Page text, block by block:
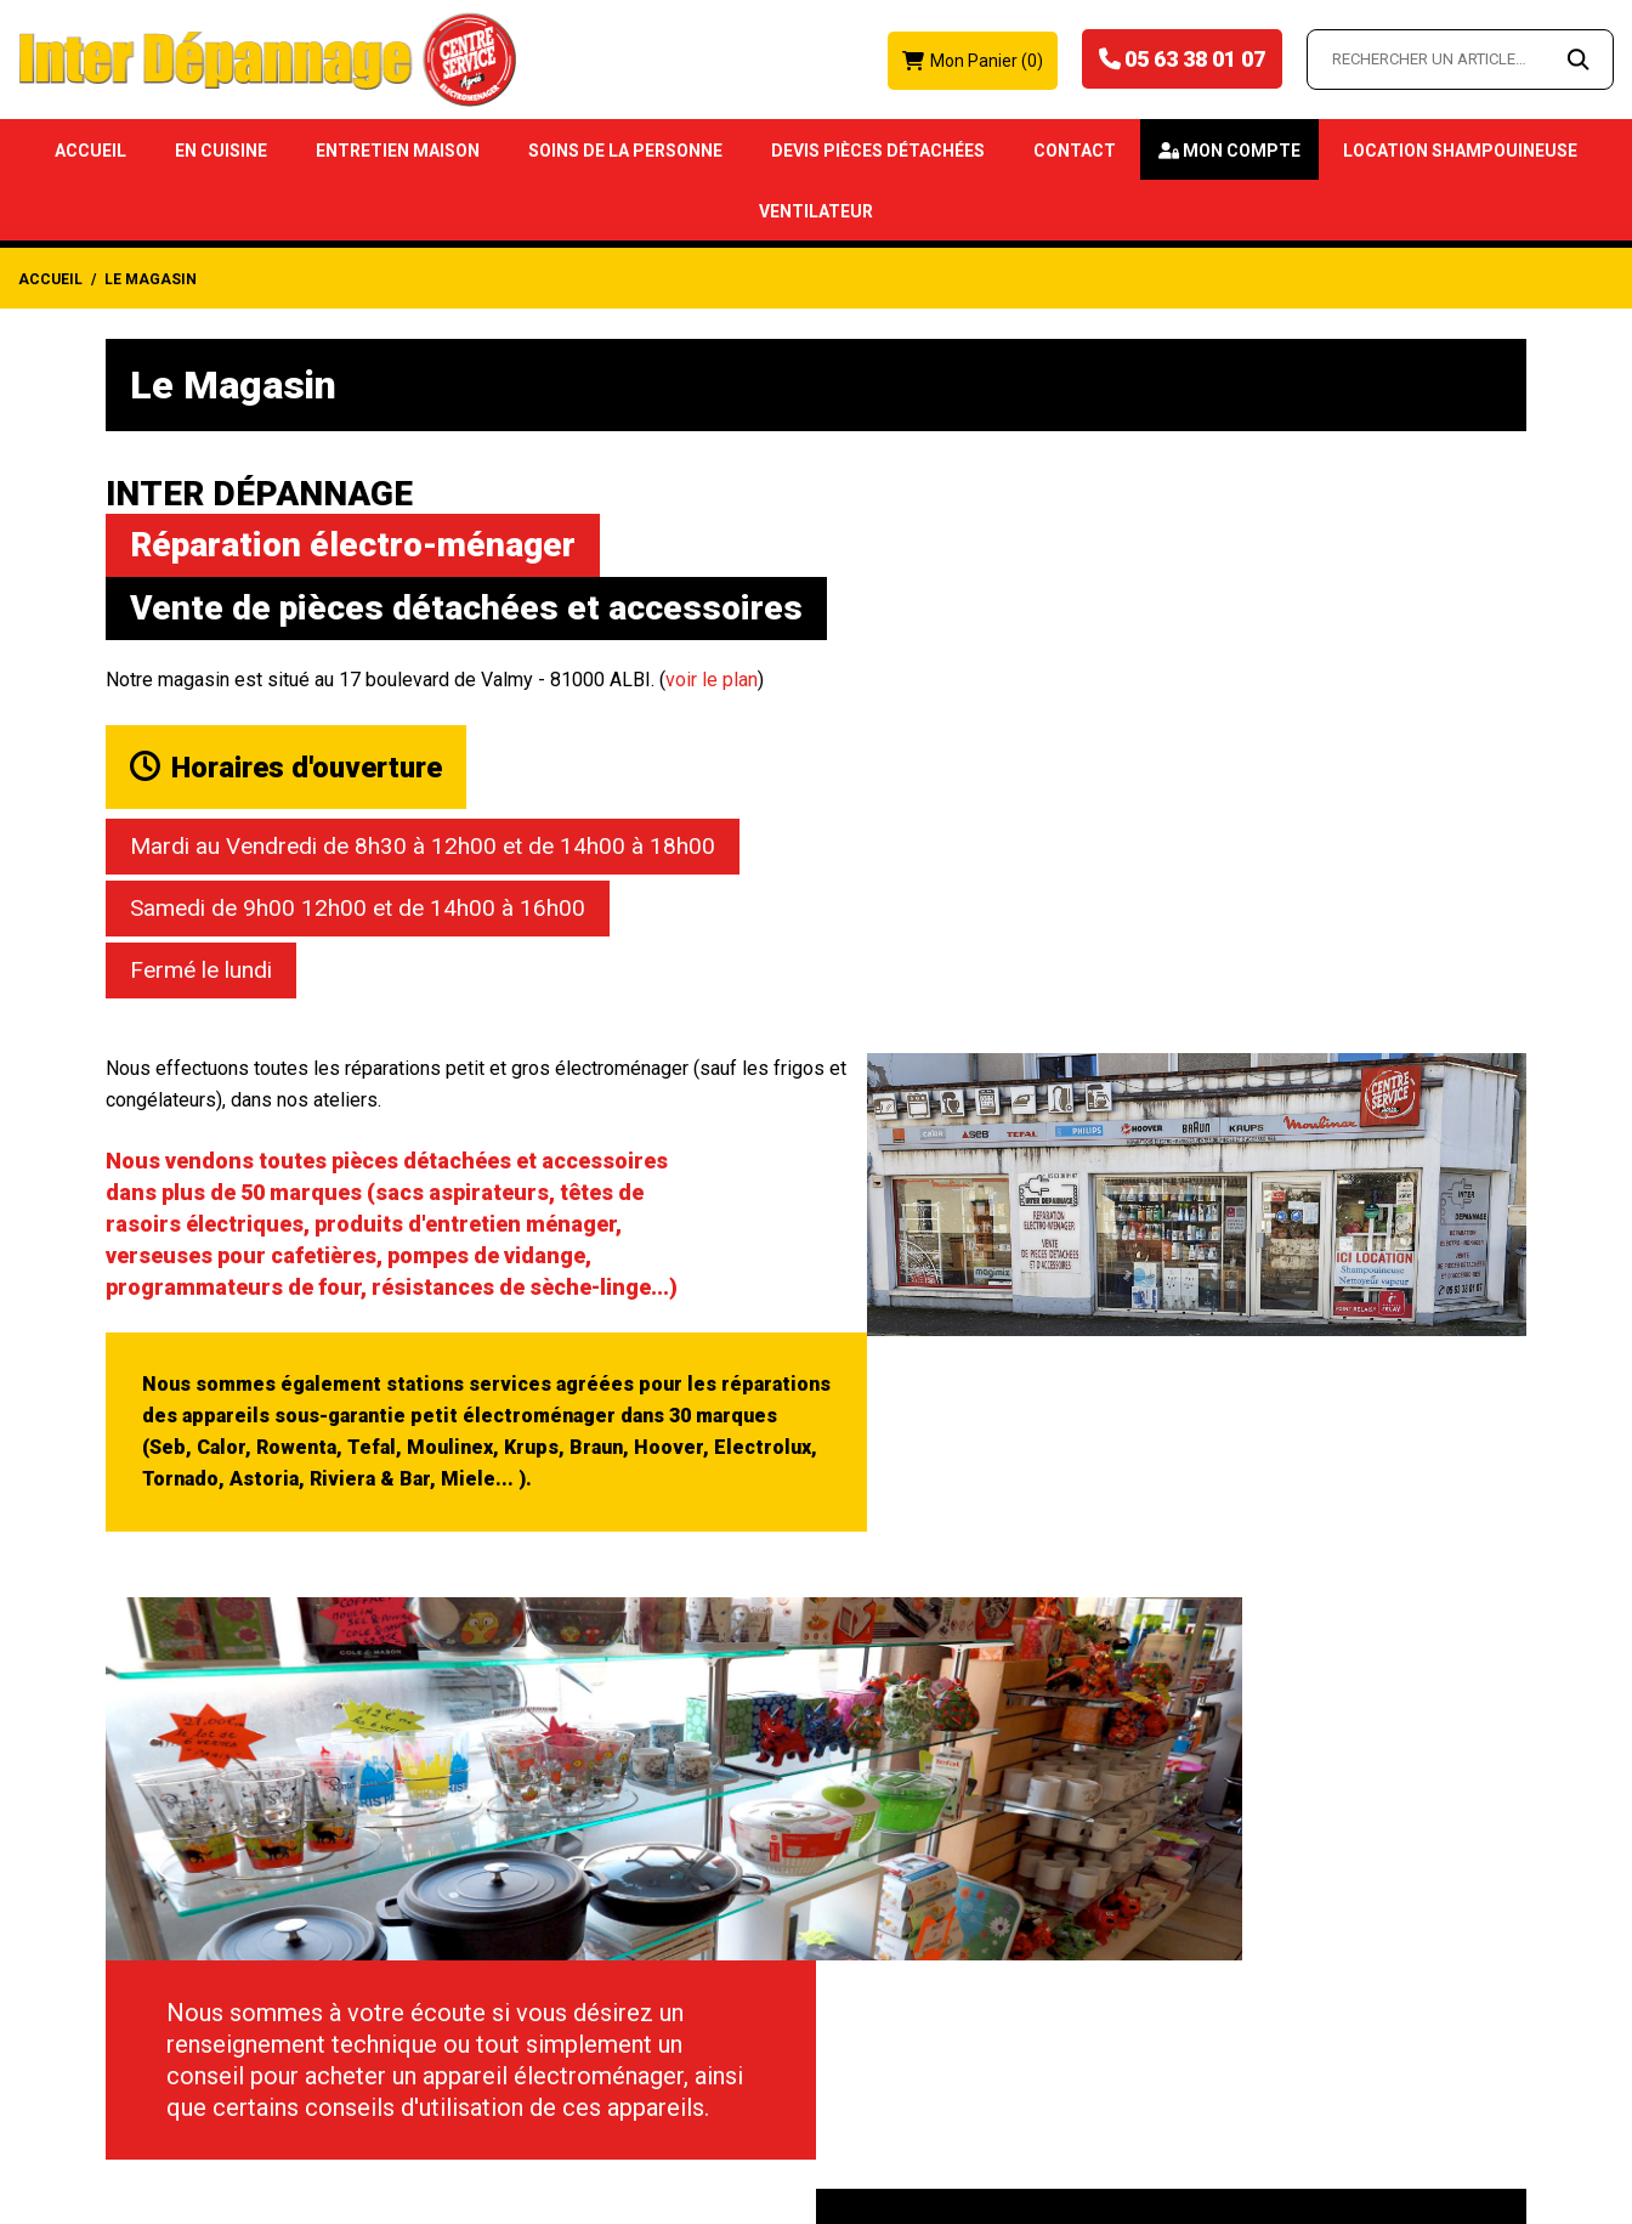
05 63 38 01 07
Mon Panier(0)
ACCUEIL EN CUISINE ENTRETIEN MAISON SOINS DE LA PERSONNE DEVIS PIÈCES DÉTACHÉES CONTACT MON COMPTE LOCATION SHAMPOUINEUSE
VENTILATEUR
ACCUEIL LE MAGASIN
Le Magasin
INTER DÉPANNAGE
Réparation électro-ménager
Vente de pièces détachées et accessoires
Notre magasin est situé au 17 boulevard de Valmy - 81000 ALBI. (voir le plan)
Horaires d'ouverture
Mardi au Vendredi de 8h30 à 12h00 et de 14h00 à 18h00
Samedi de 9h00 12h00 et de 14h00 à 16h00
Fermé le lundi
Nous effectuons toutes les réparations petit et gros électroménager (sauf les frigos et
congélateurs), dans nos ateliers.
Nous vendons toutes pièces détachées et accessoires
dans plus de 50 marques (sacs aspirateurs, têtes de
rasoirs électriques, produits d'entretien ménager,
verseuses pour cafetières, pompes de vidange,
programmateurs de four, résistances de sèche-linge...)
Nous sommes également stations services agréées pour les réparations
des appareils sous-garantie petit électroménager dans 30 marques
(Seb, Calor, Rowenta, Tefal, Moulinex, Krups, Braun, Hoover, Electrolux,
Tornado, Astoria, Riviera & Bar, Miele... ).
Nous sommes à votre écoute si vous désirez un
renseignement technique ou tout simplement un
conseil pour acheter un appareil électroménager, ainsi
que certains conseils d'utilisation de ces appareils.